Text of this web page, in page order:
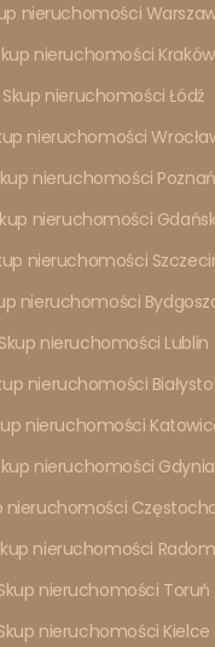
nieruchomości
nieruchomości Kraków
Skup nieruchomości Łódź
nieruchomości
nieruchomości Poznań
nieruchomości Gdańsk
nieruchomości
nieruchomości
Skup nieruchomości Lublin
nieruchomości
nieruchomości
nieruchomości Gdynia
nieruchomości
nieruchomości Radom
nieruchomości Toruń
nieruchomości Kielce